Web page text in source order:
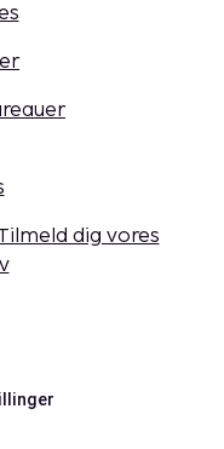
dig vores